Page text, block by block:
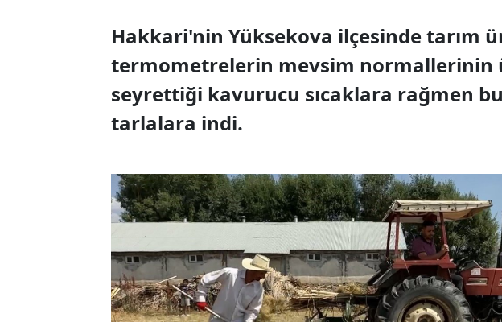
Hakkari'nin Yüksekova ilçesinde tarım
termometrelerin mevsim normallerinin
seyrettiği kavurucu sıcaklara rağmen
tarlalara indi.